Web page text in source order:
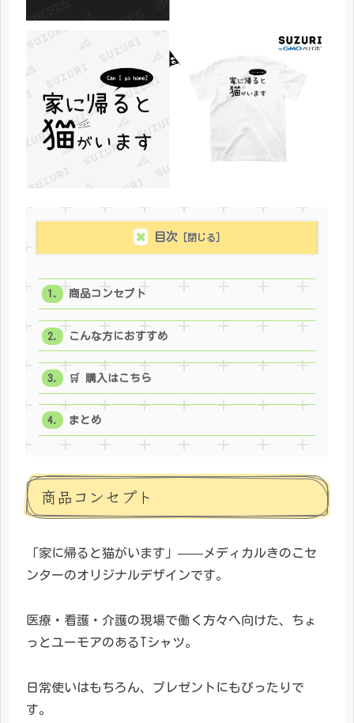
目次
商品コンセプト
こんな方におすすめ
🛒 購入はこちら
まとめ
商品コンセプト
「家に帰ると猫がいます」——メディカルきのこセ
ンターのオリジナルデザインです。
医療・看護・介護の現場で働く方々へ向けた、ちょ
っとユーモアのあるTシャツ。
日常使いはもちろん、プレゼントにもぴったりで
す。